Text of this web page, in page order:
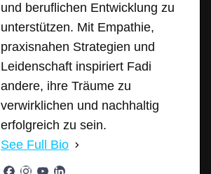
und beruflichen Entwicklung zu
unterstützen. Mit Empathie,
praxisnahen Strategien und
Leidenschaft inspiriert Fadi
andere, ihre Träume zu
verwirklichen und nachhaltig
erfolgreich zu sein.
See Full Bio